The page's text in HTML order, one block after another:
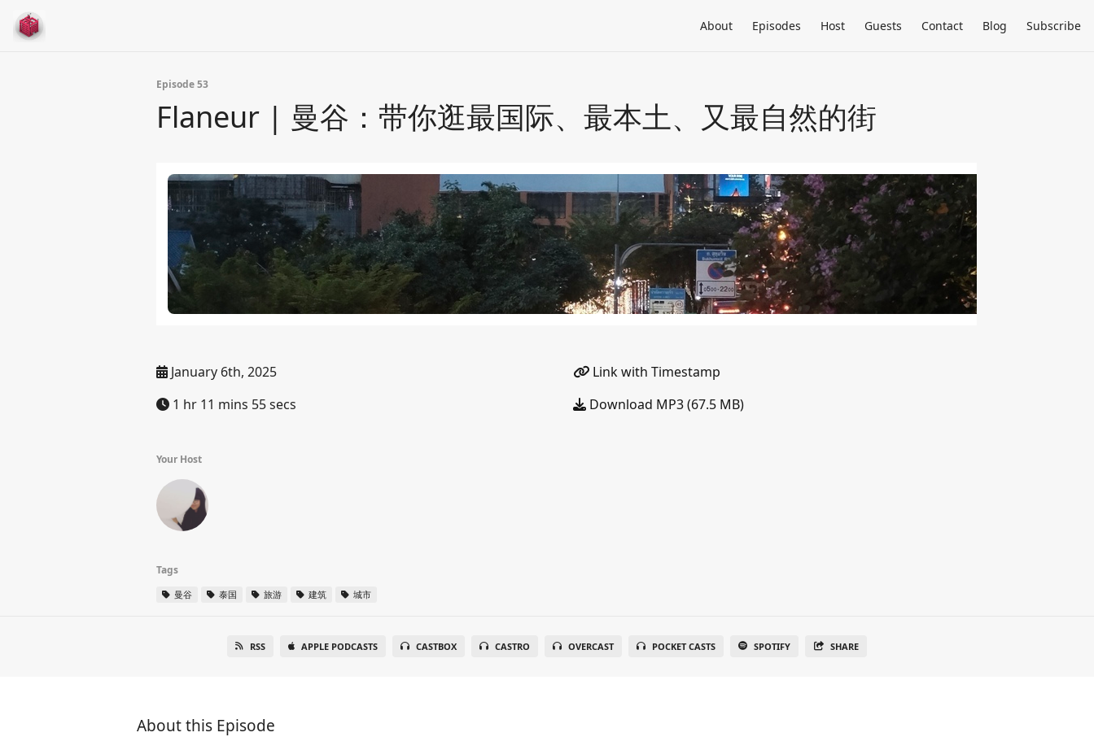
About Episodes Host Guests Contact Blog Subscribe
Episode 53
Flaneur | 曼谷：带你逛最国际、最本土、又最自然的街
January 6th, 2025
1 hr 11 mins 55 secs
Link with Timestamp
Download MP3 (67.5 MB)
Your Host
Tags
曼谷 泰国 旅游 建筑 城市
RSS APPLE PODCASTS CASTBOX CASTRO OVERCAST POCKET CASTS SPOTIFY SHARE
About this Episode